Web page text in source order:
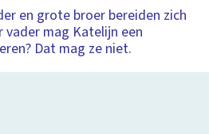
en grote broer bereiden zich
mag Katelijn een
Dat mag ze niet.